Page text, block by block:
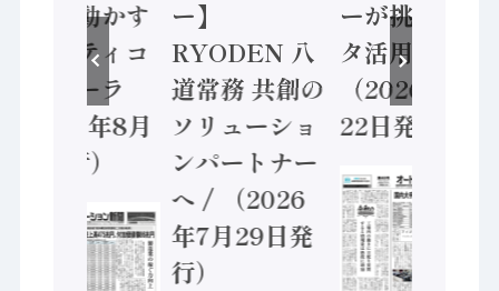
安全に動かす
セーフティコ
ントローラ
（2026年8月
5日発行）
ー】
RYODEN 八
道常務 共創の
ソリューショ
ンパートナー
へ / （2026
年7月29日発
行）
ーが挑むデー
タ活用 など
（2026年7月
22日発行）